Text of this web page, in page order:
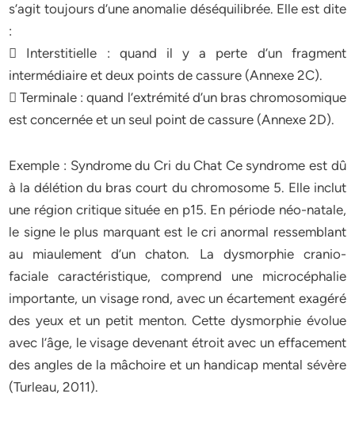
s’agit toujours d’une anomalie déséquilibrée. Elle est dite
:
 Interstitielle : quand il y a perte d’un fragment
intermédiaire et deux points de cassure (Annexe 2C).
 Terminale : quand l’extrémité d’un bras chromosomique
est concernée et un seul point de cassure (Annexe 2D).
Exemple : Syndrome du Cri du Chat Ce syndrome est dû
à la délétion du bras court du chromosome 5. Elle inclut
une région critique située en p15. En période néo-natale,
le signe le plus marquant est le cri anormal ressemblant
au miaulement d’un chaton. La dysmorphie cranio-
faciale caractéristique, comprend une microcéphalie
importante, un visage rond, avec un écartement exagéré
des yeux et un petit menton. Cette dysmorphie évolue
avec l’âge, le visage devenant étroit avec un effacement
des angles de la mâchoire et un handicap mental sévère
(Turleau, 2011).